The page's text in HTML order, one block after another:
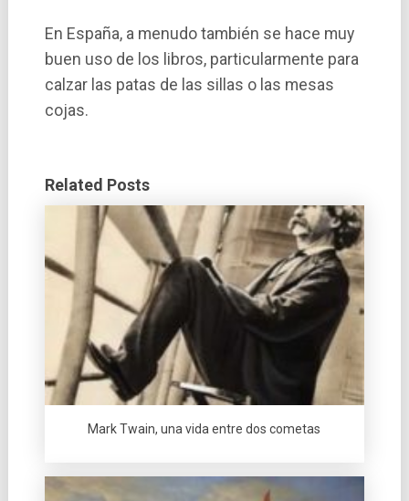
En España, a menudo también se hace muy
buen uso de los libros, particularmente para
calzar las patas de las sillas o las mesas
cojas.
Related Posts
Mark Twain, una vida entre dos cometas